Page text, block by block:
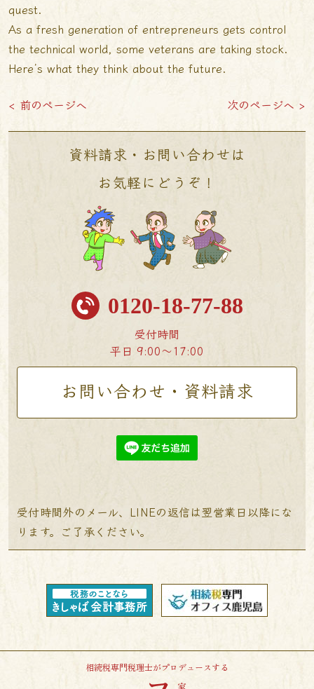
quest.
As a fresh generation of entrepreneurs gets control
the technical world, some veterans are taking stock.
Here’s what they think about the future.
< 前のページへ 次のページへ >
資料請求・お問い合わせは
お気軽にどうぞ！
0120-18-77-88
受付時間
平日 9:00〜17:00
お問い合わせ・資料請求
受付時間外のメール、LINEの返信は翌営業日以降にな
ります。ご了承ください。
相続税専門税理士がプロデュースする